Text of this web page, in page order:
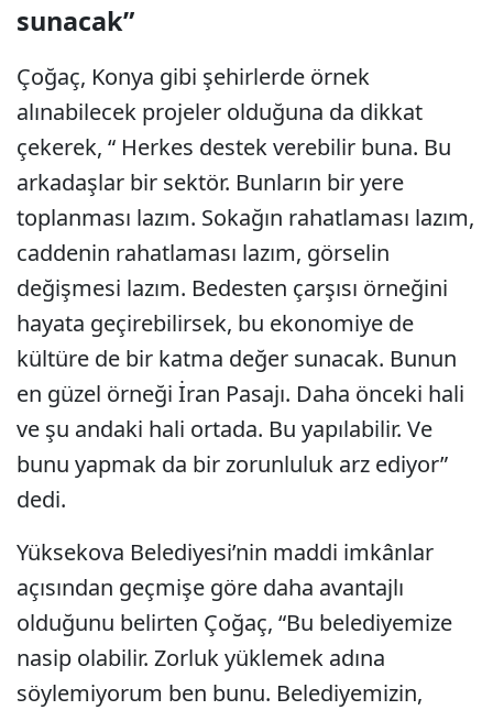
sunacak”
Çoğaç, Konya gibi şehirlerde örnek
alınabilecek projeler olduğuna da dikkat
çekerek, “ Herkes destek verebilir buna. Bu
arkadaşlar bir sektör. Bunların bir yere
toplanması lazım. Sokağın rahatlaması lazım,
caddenin rahatlaması lazım, görselin
değişmesi lazım. Bedesten çarşısı örneğini
hayata geçirebilirsek, bu ekonomiye de
kültüre de bir katma değer sunacak. Bunun
en güzel örneği İran Pasajı. Daha önceki hali
ve şu andaki hali ortada. Bu yapılabilir. Ve
bunu yapmak da bir zorunluluk arz ediyor”
dedi.
Yüksekova Belediyesi’nin maddi imkânlar
açısından geçmişe göre daha avantajlı
olduğunu belirten Çoğaç, “Bu belediyemize
nasip olabilir. Zorluk yüklemek adına
söylemiyorum ben bunu. Belediyemizin,